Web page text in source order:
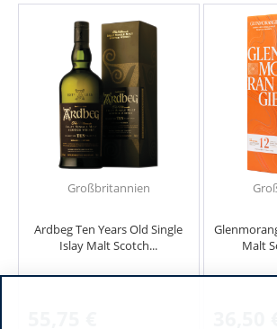
Großbritannien
Ardbeg Ten Years Old Single
Islay Malt Scotch...
Malt